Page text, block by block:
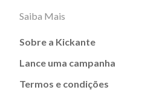
Saiba Mais
Sobre a Kickante
Lance uma campanha
Termos e condições